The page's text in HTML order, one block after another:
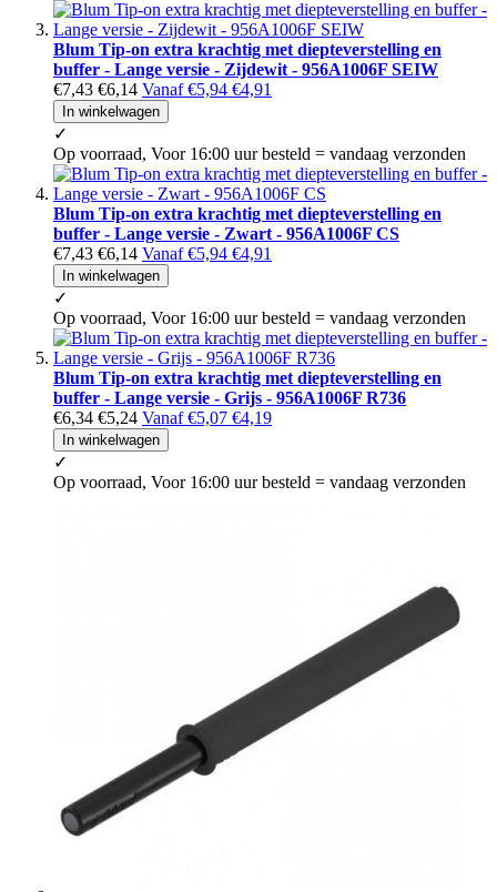
Blum Tip-on extra krachtig met diepteverstelling en
buffer - Lange versie - Zijdewit - 956A1006F SEIW
€7,43 €6,14 Vanaf €5,94 €4,91
In winkelwagen
✓
Op voorraad, Voor 16:00 uur besteld = vandaag verzonden
Blum Tip-on extra krachtig met diepteverstelling en
buffer - Lange versie - Zwart - 956A1006F CS
€7,43 €6,14 Vanaf €5,94 €4,91
In winkelwagen
✓
Op voorraad, Voor 16:00 uur besteld = vandaag verzonden
Blum Tip-on extra krachtig met diepteverstelling en
buffer - Lange versie - Grijs - 956A1006F R736
€6,34 €5,24 Vanaf €5,07 €4,19
In winkelwagen
✓
Op voorraad, Voor 16:00 uur besteld = vandaag verzonden